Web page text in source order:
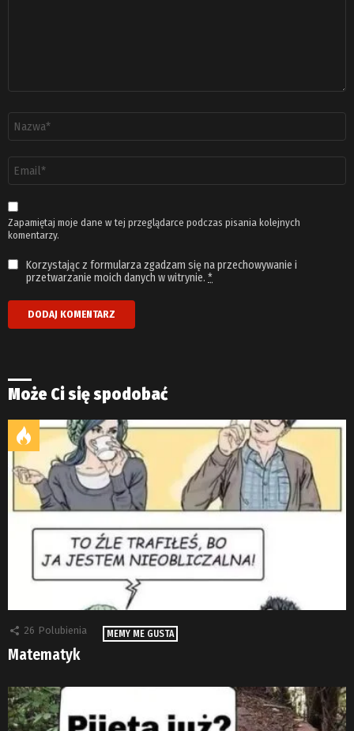
email
*
Zapamiętaj moje dane w tej przeglądarce podczas pisania kolejnych
komentarzy.
Korzystając z formularza zgadzam się na przechowywanie i
przetwarzanie moich danych w witrynie. *
Może Ci się spodobać
26 Polubienia MEMY ME GUSTA
Matematyk